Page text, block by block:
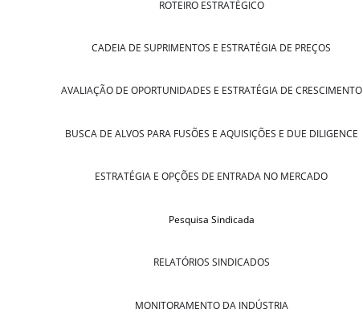
ROTEIRO ESTRATÉGICO
CADEIA DE SUPRIMENTOS E ESTRATÉGIA DE PREÇOS
AVALIAÇÃO DE OPORTUNIDADES E ESTRATÉGIA DE CRESCIMENTO
BUSCA DE ALVOS PARA FUSÕES E AQUISIÇÕES E DUE DILIGENCE
ESTRATÉGIA E OPÇÕES DE ENTRADA NO MERCADO
Pesquisa Sindicada
RELATÓRIOS SINDICADOS
MONITORAMENTO DA INDÚSTRIA